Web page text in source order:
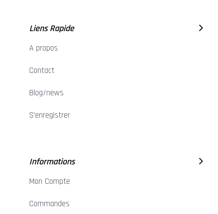
Liens Rapide
A propos
Contact
Blog/news
S'enregistrer
Informations
Mon Compte
Commandes